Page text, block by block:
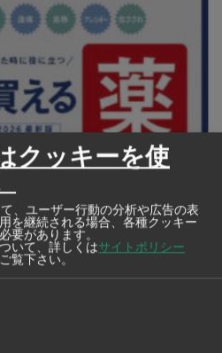
ンロー内の「TOPS」で買える薬
クッキーを使
、ユーザー行動の分析や広告の表
を継続される場合、各種クッキー
要があります。
いて、詳しくはサイトポリシー
覧下さい。